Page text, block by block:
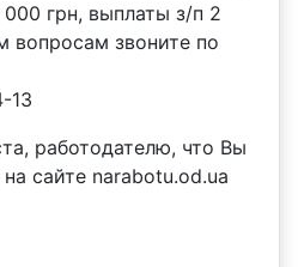
грн, выплаты з/п 2
вопросам звоните по
13
работодателю, что Вы
сайте narabotu.od.ua